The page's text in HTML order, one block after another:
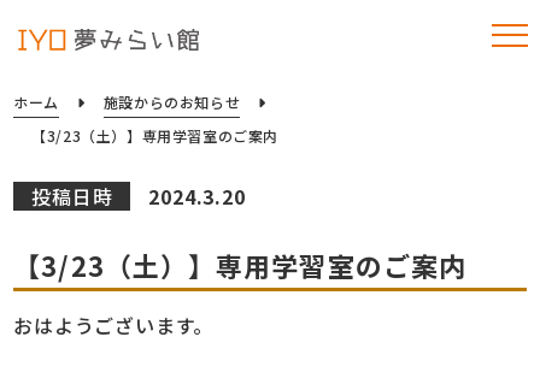
ホーム
施設からのお知らせ
【3/23（土）】専用学習室のご案内
投稿日時 2024.3.20
【3/23（土）】専用学習室のご案内
おはようございます。